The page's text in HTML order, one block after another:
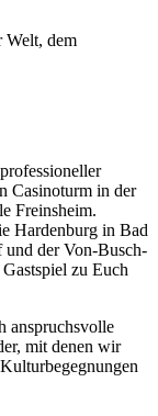
Welt, dem
Casinoturm in der
Freinsheim.
Hardenburg in Bad
der Von-Busch-
zu Euch
anspruchsvolle
mit denen wir